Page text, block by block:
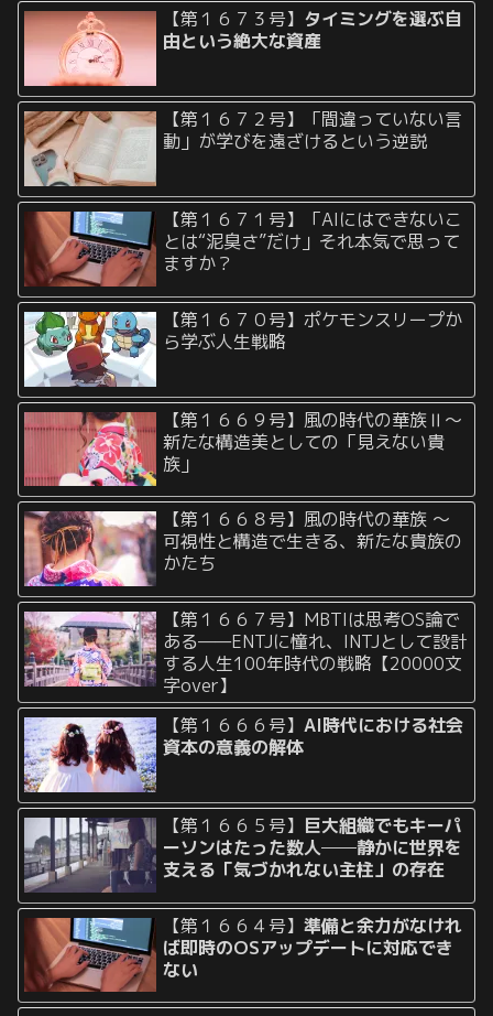
【第１６７３号】 タイミングを選ぶ自
由という絶大な資産
【第１６７２号】「間違っていない言
動」が学びを遠ざけるという逆説
【第１６７１号】「AIにはできないこ
とは“泥臭さ”だけ」それ本気で思って
ますか？
【第１６７０号】ポケモンスリープか
ら学ぶ人生戦略
【第１６６９号】風の時代の華族Ⅱ〜
新たな構造美としての「見えない貴
族」
【第１６６８号】風の時代の華族 〜
可視性と構造で生きる、新たな貴族の
かたち
【第１６６７号】MBTIは思考OS論で
ある——ENTJに憧れ、INTJとして設計
する人生100年時代の戦略【20000文
字over】
【第１６６６号】AI時代における社会
資本の意義の解体
【第１６６５号】 巨大組織でもキーパ
ーソンはたった数人──静かに世界を
支える「気づかれない主柱」の存在
【第１６６４号】準備と余力がなけれ
ば即時のOSアップデートに対応でき
ない